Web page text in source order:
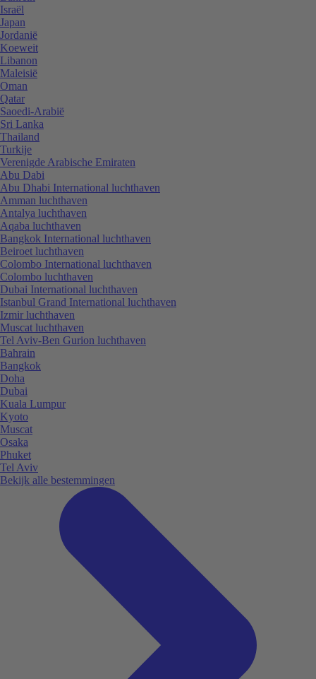
Israël
Japan
Jordanië
Koeweit
Libanon
Maleisië
Oman
Qatar
Saoedi-Arabië
Sri Lanka
Thailand
Turkije
Verenigde Arabische Emiraten
Abu Dabi
Abu Dhabi International luchthaven
Amman luchthaven
Antalya luchthaven
Aqaba luchthaven
Bangkok International luchthaven
Beiroet luchthaven
Colombo International luchthaven
Colombo luchthaven
Dubai International luchthaven
Istanbul Grand International luchthaven
Izmir luchthaven
Muscat luchthaven
Tel Aviv-Ben Gurion luchthaven
Bahrain
Bangkok
Doha
Dubai
Kuala Lumpur
Kyoto
Muscat
Osaka
Phuket
Tel Aviv
Bekijk alle bestemmingen